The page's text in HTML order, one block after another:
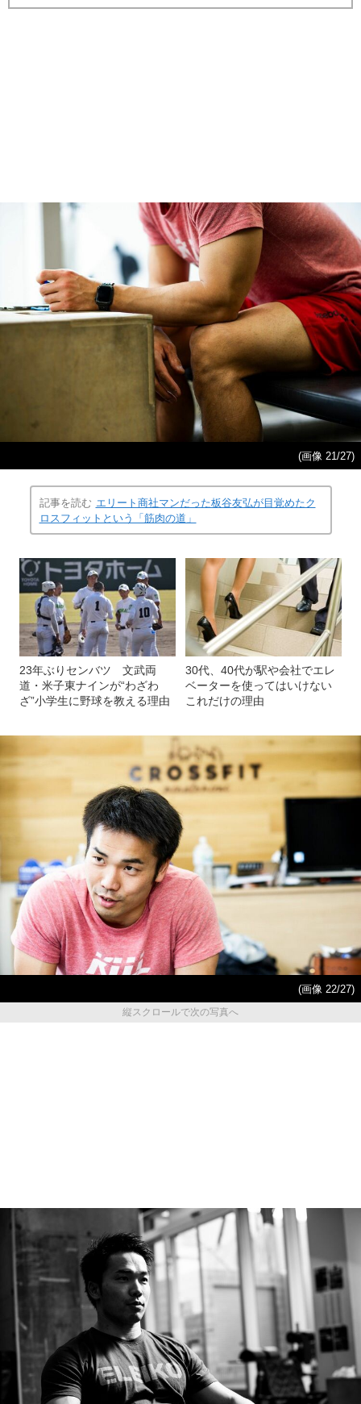
(画像 21/27)
記事を読む エリート商社マンだった板谷友弘が目覚めたク
ロスフィットという「筋肉の道」
23年ぶりセンバツ 文武両
道・米子東ナインが“わざわ
ざ”小学生に野球を教える理由
30代、40代が駅や会社でエレ
ベーターを使ってはいけない
これだけの理由
(画像 22/27)
縦スクロールで次の写真へ